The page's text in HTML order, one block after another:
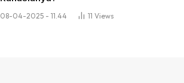
08-04-2025 - 11.44 11 Views